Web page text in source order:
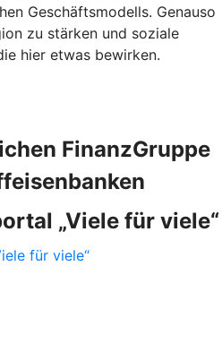
Geschäftsmodells. Genauso
zu stärken und soziale
hier etwas bewirken.
FinanzGruppe
„Viele für viele“
für viele“